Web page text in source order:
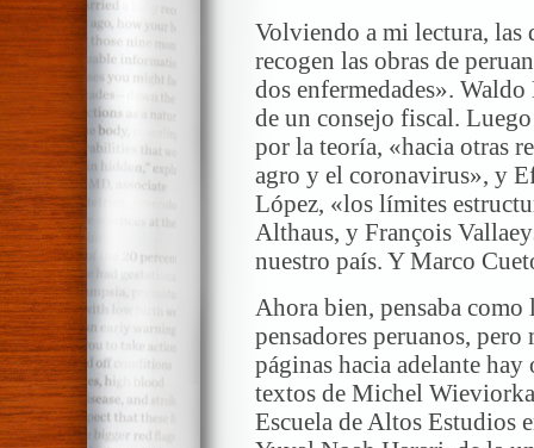
Volviendo a mi lectura, las
recogen las obras de
dos enfermedades».
de un consejo fiscal.
por la teoría, «hacia otras
agro y el coronavirus», y
López, «los límites
Althaus, y François
nuestro país. Y Marco
Ahora bien, pensaba
pensadores peruanos, pero
páginas hacia adelante
textos de Michel
Escuela de Altos Estudios